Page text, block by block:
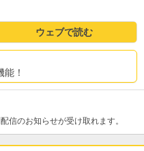
ウェブで読む
！
信のお知らせが受け取れます。